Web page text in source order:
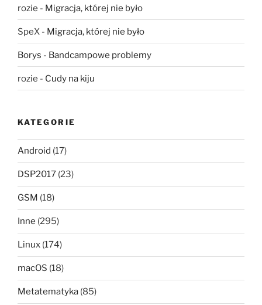
rozie - Migracja, której nie było
SpeX - Migracja, której nie było
Borys - Bandcampowe problemy
rozie - Cudy na kiju
KATEGORIE
Android (17)
DSP2017 (23)
GSM (18)
Inne (295)
Linux (174)
macOS (18)
Metatematyka (85)